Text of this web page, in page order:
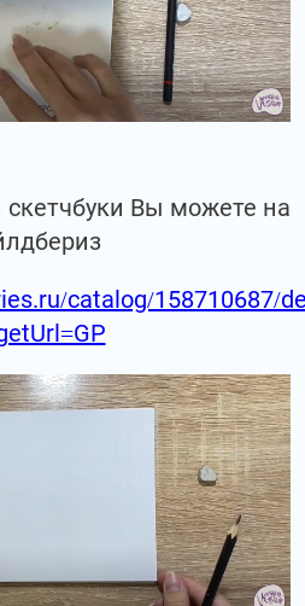
Вы можете на
catalog/158710687/